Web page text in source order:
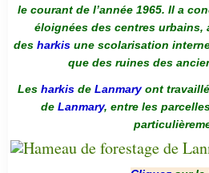
le courant de l’année 1965. Il a
éloignées des centres urbains,
des harkis une scolarisation
que des ruines des
Les harkis de Lanmaryont
de Lanmary, entre les